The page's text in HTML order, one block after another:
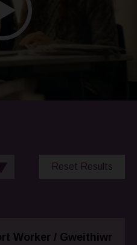
Reset Results
Worker / Gweithiwr